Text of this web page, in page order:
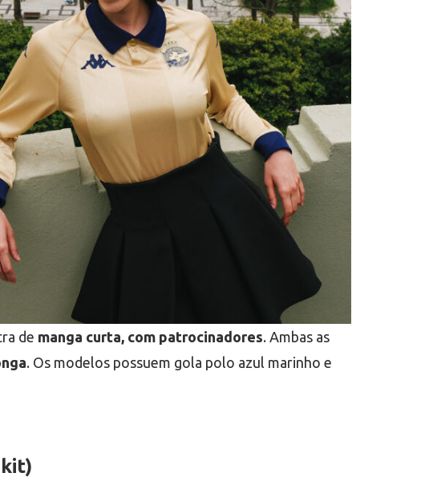
de manga curta, com patrocinadores. Ambas as
. Os modelos possuem gola polo azul marinho e